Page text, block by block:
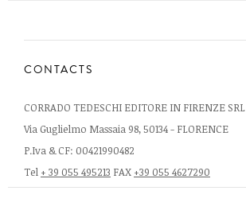
CONTACTS
CORRADO TEDESCHI EDITORE IN FIRENZE SRL
Via Guglielmo Massaia 98, 50134 - FLORENCE
P.Iva & CF: 00421990482
Tel + 39 055 495213 FAX +39 055 4627290